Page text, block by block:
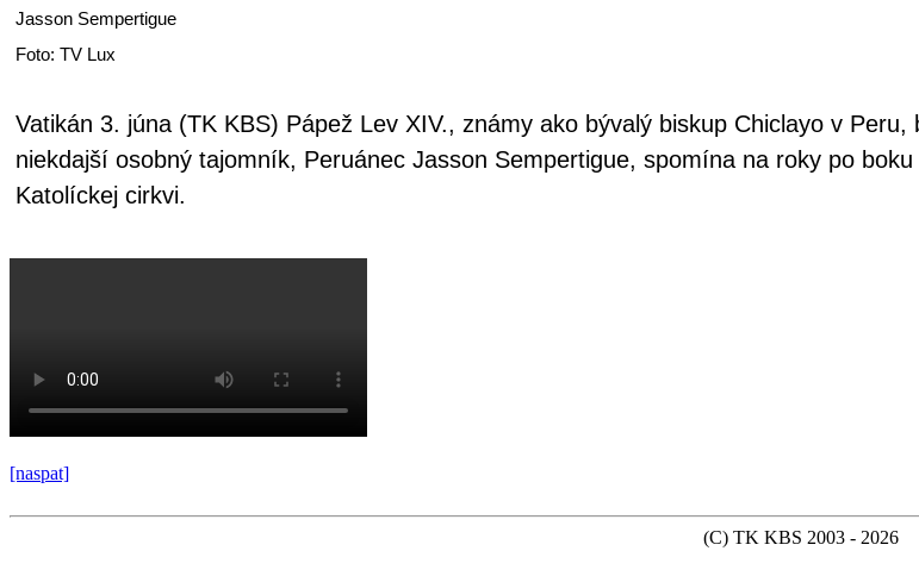
Jasson Sempertigue
Foto: TV Lux
Vatikán 3. júna (TK KBS) Pápež Lev XIV., známy ako bývalý biskup Chiclayo v
niekdajší osobný tajomník, Peruánec Jasson Sempertigue, spomína na roky po
Katolíckej cirkvi.
[naspat]
(C) TK KBS 2003 - 2026